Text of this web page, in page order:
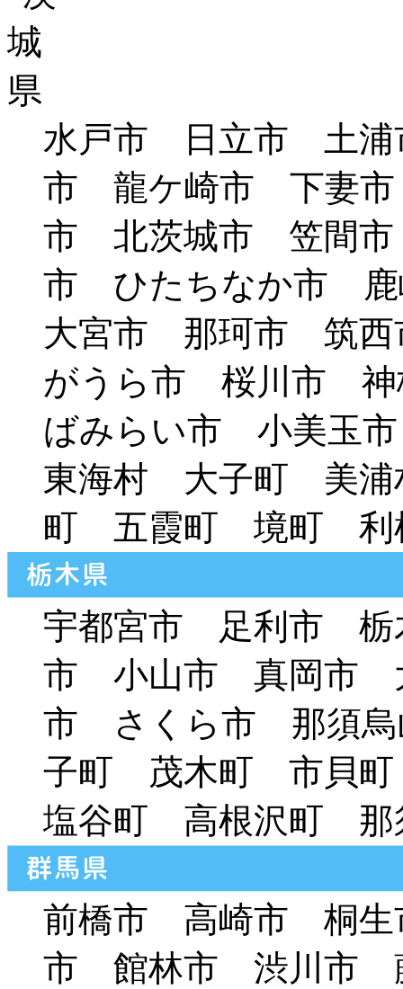
水戸市 日立市 土
市 龍ケ崎市 下妻
市 北茨城市 笠間
市 ひたちなか市
大宮市 那珂市 筑
がうら市 桜川市
ばみらい市 小美
東海村 大子町 美
町 五霞町 境町 利
宇都宮市 足利市
市 小山市 真岡市
市 さくら市 那須
子町 茂木町 市貝
塩谷町 高根沢町 那
前橋市 高崎市 桐
市 館林市 渋川市